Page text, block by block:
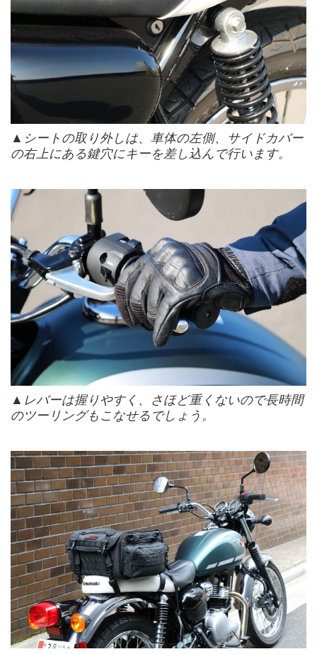
▲シートの取り外しは、車体の左側、サイドカバー
の右上にある鍵穴にキーを差し込んで行います。
▲レバーは握りやすく、さほど重くないので長時間
のツーリングもこなせるでしょう。